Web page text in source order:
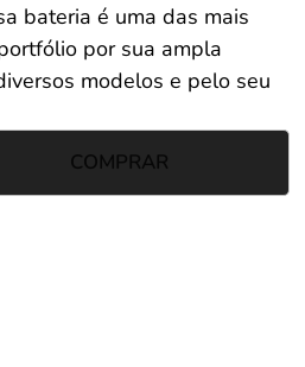
bateria é uma das mais
por sua ampla
modelos e pelo seu
COMPRAR